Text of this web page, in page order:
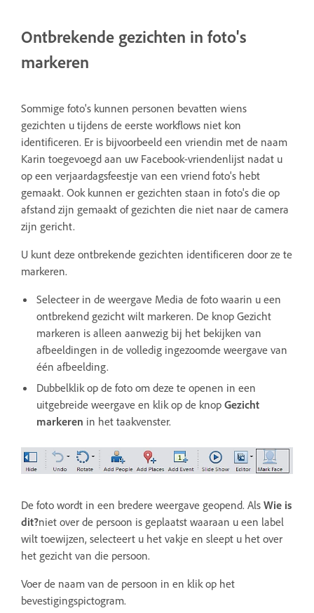
Ontbrekende gezichten in foto's
markeren
Sommige foto's kunnen personen bevatten wiens
gezichten u tijdens de eerste workflows niet kon
identificeren. Er is bijvoorbeeld een vriendin met de naam
Karin toegevoegd aan uw Facebook-vriendenlijst nadat u
op een verjaardagsfeestje van een vriend foto's hebt
gemaakt. Ook kunnen er gezichten staan in foto's die op
afstand zijn gemaakt of gezichten die niet naar de camera
zijn gericht.
U kunt deze ontbrekende gezichten identificeren door ze te
markeren.
Selecteer in de weergave Media de foto waarin u een
ontbrekend gezicht wilt markeren. De knop Gezicht
markeren is alleen aanwezig bij het bekijken van
afbeeldingen in de volledig ingezoomde weergave van
één afbeelding.
Dubbelklik op de foto om deze te openen in een
uitgebreide weergave en klik op de knop Gezicht
markeren in het taakvenster.
De foto wordt in een bredere weergave geopend. Als Wie is
dit?niet over de persoon is geplaatst waaraan u een label
wilt toewijzen, selecteert u het vakje en sleept u het over
het gezicht van die persoon.
Voer de naam van de persoon in en klik op het
bevestigingspictogram.